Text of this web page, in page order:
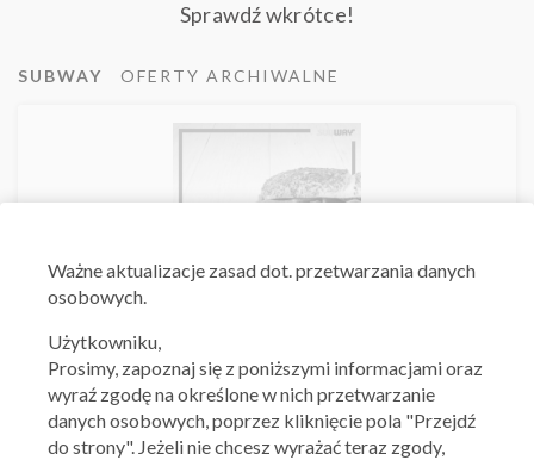
Sprawdź wkrótce!
SUBWAY OFERTY ARCHIWALNE
8,95 zł Spicy Italian
09.07.2020 - 31.07.2020
Ważne aktualizacje zasad dot. przetwarzania danych
osobowych.
Użytkowniku,
Prosimy, zapoznaj się z poniższymi informacjami oraz
wyraź zgodę na określone w nich przetwarzanie
danych osobowych, poprzez kliknięcie pola "Przejdź
do strony". Jeżeli nie chcesz wyrażać teraz zgody,